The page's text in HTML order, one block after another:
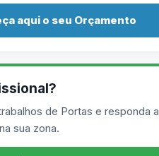
aqui o seu Orçamento
de Portas e responda a
sua zona.